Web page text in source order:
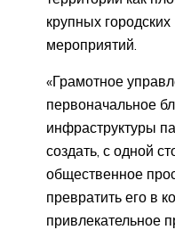
крупных
мероприятий.
«Грамотное
первоначальное
инфраструктуры
создать, с одной
общественное
превратить его в
привлекательное